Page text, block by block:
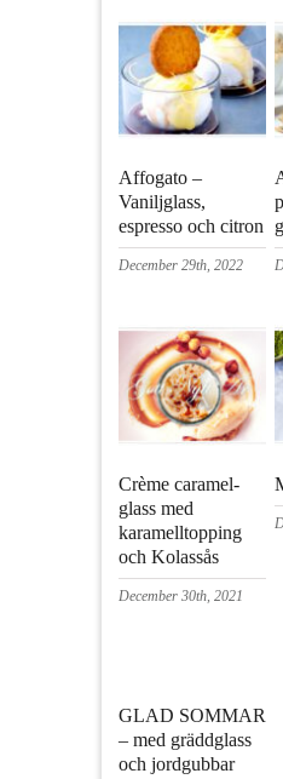
Affogato –
Vaniljglass,
espresso och citron
December 29th, 2022
Crème caramel-
glass med
karamelltopping
och Kolassås
December 30th, 2021
GLAD SOMMAR
– med gräddglass
och jordgubbar